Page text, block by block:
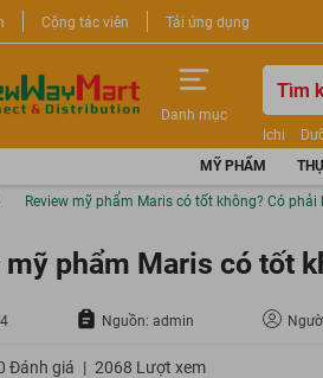
Cộng tác viên Tải ứng dụng
Danh mục
Ichi
Nước tẩy
Sữa rửa
MỸ PHẨM
Review mỹ phẩm Maris có tốt không? Có phải
mỹ phẩm Maris có tốt
Nguồn: admin
Đánh giá | 2068 Lượt xem